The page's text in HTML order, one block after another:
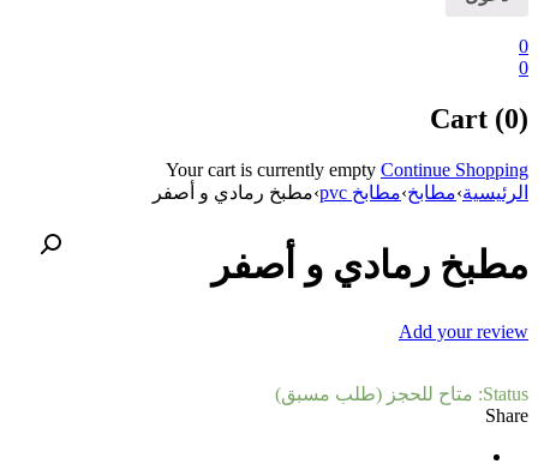
0
0
Cart (0)
Your cart is currently empty Continue Shopping
الرئيسية›مطابخ›مطابخ pvc ›مطبخ رمادي و أصفر
مطبخ رمادي و أصفر
Add your review
Status: متاح للحجز (طلب مسبق)
Share